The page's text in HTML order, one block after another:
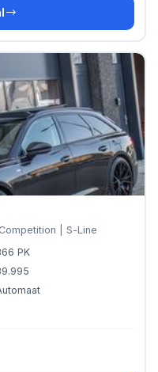
| S-Line
PK